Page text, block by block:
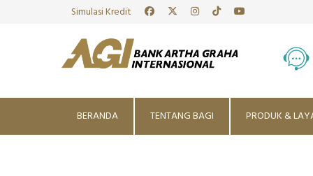
Simulasi Kredit
BERANDA TENTANG BAGI PRODUK &